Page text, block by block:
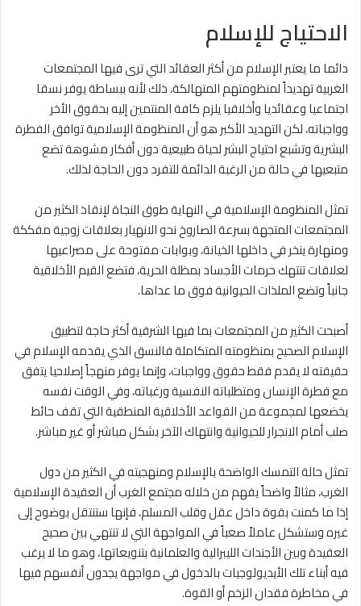
الاحتياج للإسلام
دائما ما يعتبر الإسلام من أكثر العقائد التي ترى فيها المجتمعات
الغربية تهديداً لمنظومتهم المتهالكة، ذلك لأنه ببساطة يوفر نسقا
اجتماعيا وعقائديا وأخلاقيا يلزم كافة المنتمين إليه بحقوق الأخر
وواجباته، لكن التهديد الأكبر هو أن المنظومة الإسلامية توافق الفطرة
البشرية وتشبع احتياج البشر لحياة طبيعية دون أفكار مشوهة تضع
متبعيها في حالة من الرغبة الدائمة للتفرد دون الحاجة لذلك.
تمثل المنظومة الإسلامية في النهاية طوق النجاة لإنقاذ الكثير من
المجتمعات المتجهة بسرعة الصاروخ نحو الانهيار بعلاقات زوجية مفككة
ومنهارة ينخر في داخلها الخيانة، وبوابات مفتوحة على مصراعيها
لعلاقات تنتهك حرمات الأجساد بمظلة الحرية، فتضع القيم الأخلاقية
جانباً وتضع الملذات الحيوانية فوق ما عداها.
أصبحت الكثير من المجتمعات بما فيها الشرقية أكثر حاجة لتطبيق
الإسلام الصحيح بمنظومته المتكاملة فالنسق الذي يقدمه الإسلام في
حقيقته لا يقدم فقط حقوق وواجبات، وإنما يوفر منهجاً إصلاحيا يتفق
مع فطرة الإنسان ومتطلباته النفسية ورغباته، وفي الوقت نفسه
يخضعها لمجموعة من القواعد الأخلاقية المنطقية التي تقف حائط
صلب أمام الانجرار للحيوانية وانتهاك الآخر بشكل مباشر أو غير مباشر.
تمثل حالة التمسك الواضحة بالإسلام ومنهجيته في الكثير من دول
الغرب، مثالاً واضحاً يفهم من خلاله مجتمع الغرب أن العقيدة الإسلامية
إذا ما كمنت بقوة داخل عقل وقلب المسلم، فإنها ستنتقل بوضوح إلى
غيره وستشكل عاملاً صعباً في المواجهة التي لا تنتهي بين صحيح
العقيدة وبين الأجندات الليبرالية والعلمانية بتنويعاتها، وهو ما لا يرغب
فيه أبناء تلك الأيديولوجيات بالدخول في مواجهة يجدون أنفسهم فيها
في مخاطرة فقدان الزخم أو القوة.